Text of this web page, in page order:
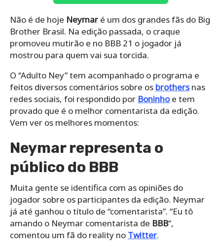
Não é de hoje Neymar é um dos grandes fãs do Big
Brother Brasil. Na edição passada, o craque
promoveu mutirão e no BBB 21 o jogador já
mostrou para quem vai sua torcida.
O “Adulto Ney” tem acompanhado o programa e
feitos diversos comentários sobre os brothersnas
redes sociais, foi respondido por Boninhoe tem
provado que é o melhor comentarista da edição.
Vem ver os melhores momentos:
Neymar representa o
público do BBB
Muita gente se identifica com as opiniões do
jogador sobre os participantes da edição. Neymar
já até ganhou o título de “comentarista”. “Eu tô
amando o Neymar comentarista de BBB“,
comentou um fã do reality no Twitter.